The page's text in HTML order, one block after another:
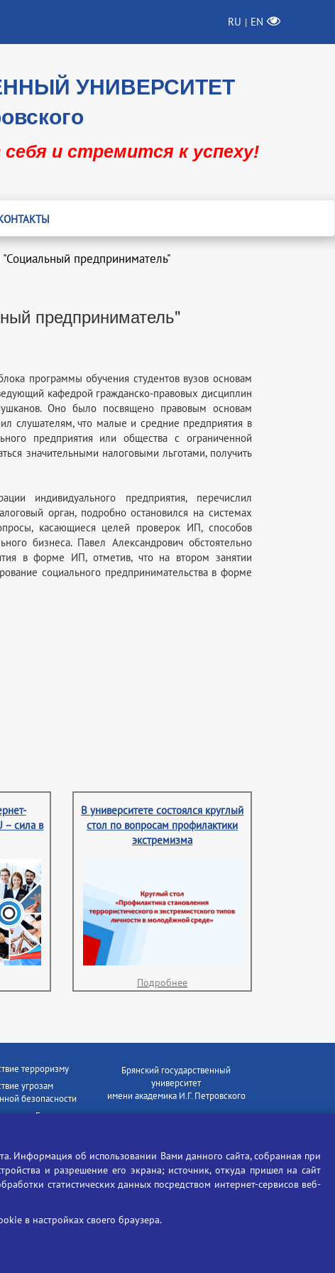
RU | EN
УНИВЕРСИТЕТ
и стремится к успеху!
предприниматель"
предприниматель"
программы обучения студентов вузов основам
кафедрой гражданско-правовых дисциплин
Оно было посвящено правовым основам
слушателям, что малые и средние предприятия в
предприятия или общества с ограниченной
значительными налоговыми льготами, получить
индивидуального предприятия, перечислил
орган, подробно остановился на системах
касающиеся целей проверок ИП, способов
бизнеса. Павел Александрович обстоятельно
в форме ИП, отметив, что на втором занятии
социального предпринимательства в форме
– сила в
В университете состоялся круглый
стол по вопросам профилактики
экстремизма
Подробнее
терроризму
угрозам
безопасности
- Генеральная
Брянский государственный
университет
имени академика И.Г. Петровского
Телефон: +7(4832)58-90-85
Информация об использовании Вами данного сайта, собранная при
и разрешение его экрана; источник, откуда пришел на сайт
статистических данных посредством интернет-сервисов веб-
в настройках своего браузера.